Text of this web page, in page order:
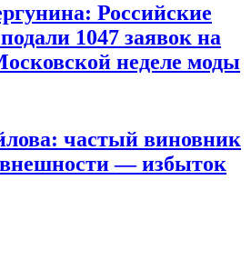
Российские
1047 заявок на
неделе моды
частый виновник
— избыток